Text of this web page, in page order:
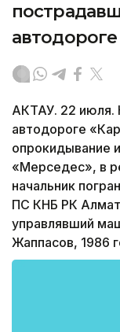
АКТАУ. 22
автодороге
опрокидывание
«Мерседес», в
начальник
ПС КНБ РК
управлявший
Жаппасов, 1986